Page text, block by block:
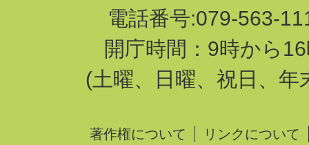
電話番号:079-563-
開庁時間：9時から
(土曜、日曜、祝日、年
著作権について
リンクについて